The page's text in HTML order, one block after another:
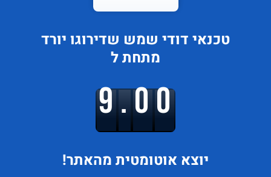
טכנאי דודי שמש שדירוגו יורד
מתחת ל
9.00
יוצא אוטומטית מהאתר!